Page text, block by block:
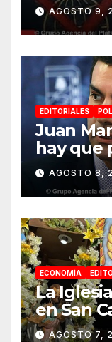
AGOSTO 9,
EDITORIALES
Juan
hay que
alma.
ir a la
AGOSTO 8,
ECONOMÍA
La
en San
AGOSTO 7,